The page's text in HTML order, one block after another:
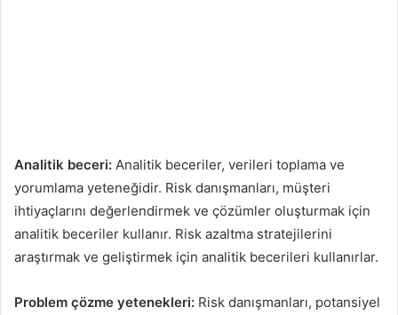
Analitik beceri: Analitik beceriler, verileri toplama ve
yorumlama yeteneğidir. Risk danışmanları, müşteri
ihtiyaçlarını değerlendirmek ve çözümler oluşturmak için
analitik beceriler kullanır. Risk azaltma stratejilerini
araştırmak ve geliştirmek için analitik becerileri kullanırlar.
Problem çözme yetenekleri: Risk danışmanları, potansiyel